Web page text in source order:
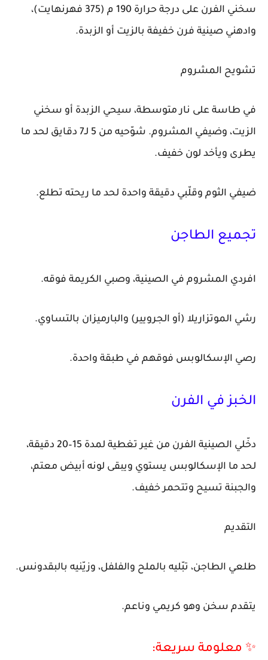
سخني الفرن على درجة حرارة 190 م (375 فهرنهايت)،
وادهني صينية فرن خفيفة بالزيت أو الزبدة.
تشويح المشروم
في طاسة على نار متوسطة، سيحي الزبدة أو سخني
الزيت، وضيفي المشروم. شوّحيه من 5 لـ7 دقايق لحد ما
يطرى ويأخد لون خفيف.
ضيفي الثوم وقلّبي دقيقة واحدة لحد ما ريحته تطلع.
تجميع الطاجن
افردي المشروم في الصينية، وصبي الكريمة فوقه.
رشي الموتزاريلا (أو الجرويير) والبارميزان بالتساوي.
رصي الإسكالوبس فوقهم في طبقة واحدة.
الخبز في الفرن
دخّلي الصينية الفرن من غير تغطية لمدة 15–20 دقيقة،
لحد ما الإسكالوبس يستوي ويبقى لونه أبيض معتم،
والجبنة تسيح وتتحمر خفيف.
التقديم
طلعي الطاجن، تبّليه بالملح والفلفل، وزيّنيه بالبقدونس.
يتقدم سخن وهو كريمي وناعم.
✨ معلومة سريعة: